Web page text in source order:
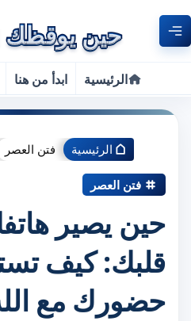
الرئيسية ابدأ من هنا
الرئيسية فتن العصر
فتن العصر
حين يصير
قلبك: كيف
حضورك مع